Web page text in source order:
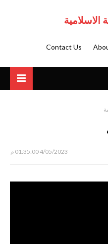
الاسلامية
Contact Us
4/05/2023 01:35:00 م